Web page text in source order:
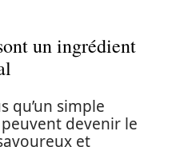
un ingrédient
qu’un simple
devenir le
et